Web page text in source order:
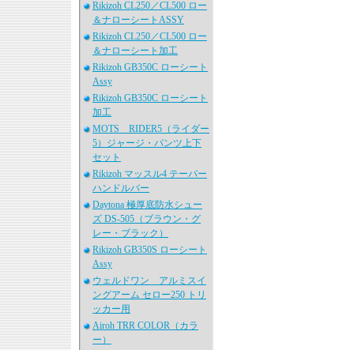
Rikizoh CL250／CL500 ロー
＆ナローシートASSY
Rikizoh CL250／CL500 ロー
＆ナローシート加工
Rikizoh GB350C ローシート
Assy
Rikizoh GB350C ローシート
加工
MOTS RIDER5（ライダー
5）ジャージ・パンツ上下
セット
Rikizoh マッスル4 テーパー
ハンドルバー
Daytona 極厚底防水シュー
ズ DS-505（ブラウン・グ
レー・ブラック）
Rikizoh GB350S ローシート
Assy
ウェルドワン アルミスイ
ングアーム セロー250 トリ
ッカー用
Airoh TRR COLOR（カラ
ー）